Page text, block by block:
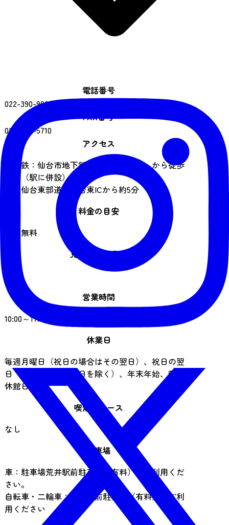
電話番号
022-390-9022
FAX番号
022-353-5710
アクセス
地下鉄：仙台市地下鉄東西線「荒井駅」から徒歩
すぐ（駅に併設）
車：仙台東部道路仙台東ICから約5分
料金の目安
入館無料
見学時間の目安
営業時間
10:00～17:00
休業日
毎週月曜日（祝日の場合はその翌日）、祝日の翌
日（土・日曜日・祝日を除く）、年末年始、臨時
休館日
喫煙スペース
なし
駐車場
車：駐車場荒井駅前駐車場（有料）をご利用くだ
さい。
自転車・二輪車：荒井駅前駐輪場（有料）をご利
用ください